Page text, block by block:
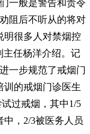
一般是警告和责令
阻后不听从的将对
明很多人对禁烟控
主任杨洋介绍。记
一步规范了戒烟门
训的戒烟门诊医生
过戒烟，其中1/5
，2/3被医务人员